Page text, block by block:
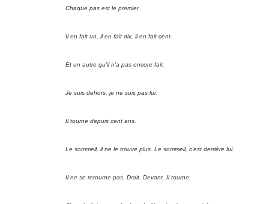
Chaque pas est le premier.
Il en fait un, il en fait dix, il en fait cent.
Et un autre qu'il n'a pas encore fait.
Je suis dehors, je ne suis pas lui.
Il tourne depuis cent ans.
Le sommeil, il ne le trouve plus. Le sommeil, c'est derrière lui.
Il ne se retourne pas. Droit. Devant. Il tourne.